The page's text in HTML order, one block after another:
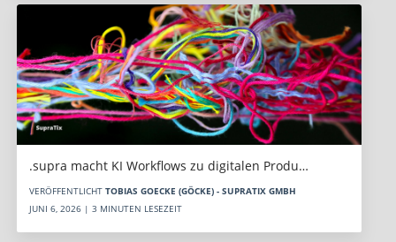
.supra macht KI Workflows zu digitalen Produ…
VERÖFFENTLICHT TOBIAS GOECKE (GÖCKE) - SUPRATIX GMBH
JUNI 6, 2026 | 3 MINUTEN LESEZEIT